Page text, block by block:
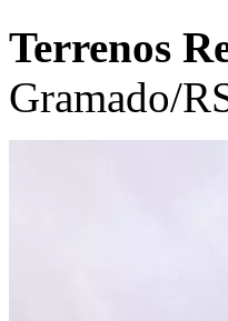
Terrenos
Gramado/